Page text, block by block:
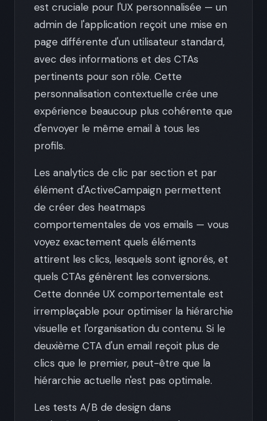
est cruciale pour l'UX personnalisée — un
admin de l'application reçoit une mise en
page différente d'un utilisateur standard,
avec des informations et des CTAs
pertinents pour son rôle. Cette
personnalisation contextuelle crée une
expérience beaucoup plus cohérente que
d'envoyer le même email à tous les
profils.
Les analytics de clic par section et par
élément d'ActiveCampaign permettent
de créer des heatmaps
comportementales de vos emails — vous
voyez exactement quels éléments
attirent les clics, lesquels sont ignorés, et
quels CTAs génèrent les conversions.
Cette donnée UX comportementale est
irremplaçable pour optimiser la hiérarchie
visuelle et l'organisation du contenu. Si le
deuxième CTA d'un email reçoit plus de
clics que le premier, peut-être que la
hiérarchie actuelle n'est pas optimale.
Les tests A/B de design dans